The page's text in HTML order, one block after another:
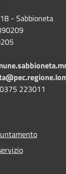
- Sabbioneta
223011